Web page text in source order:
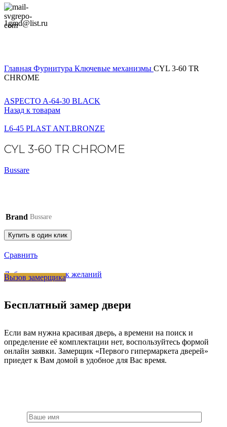
1gmd@list.ru
Главная Фурнитура Ключевые механизмы CYL 3-60 TR
CHROME
ASPECTO A-64-30 BLACK
Назад к товарам
L6-45 PLAST ANT.BRONZE
CYL 3-60 TR CHROME
Bussare
Brand Bussare
Купить в один клик
Сравнить
Добавить в список желаний
Вызов замерщика
Бесплатный замер двери
Если вам нужна красивая дверь, а времени на поиск и
определение её комплектации нет, воспользуйтесь формой
онлайн заявки. Замерщик «Первого гипермаркета дверей»
приедет к Вам домой в удобное для Вас время.